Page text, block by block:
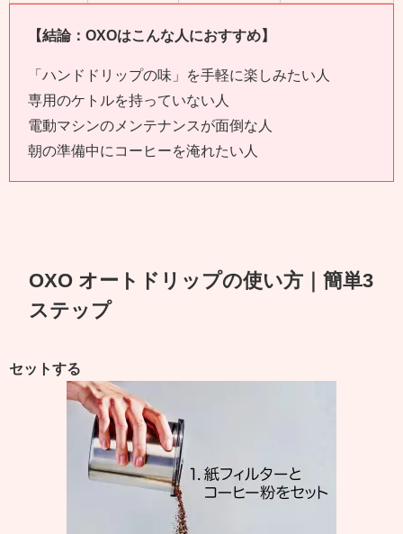
【結論：OXOはこんな人におすすめ】
「ハンドドリップの味」を手軽に楽しみたい人
専用のケトルを持っていない人
電動マシンのメンテナンスが面倒な人
朝の準備中にコーヒーを淹れたい人
OXO オートドリップの使い方｜簡単3
ステップ
セットする